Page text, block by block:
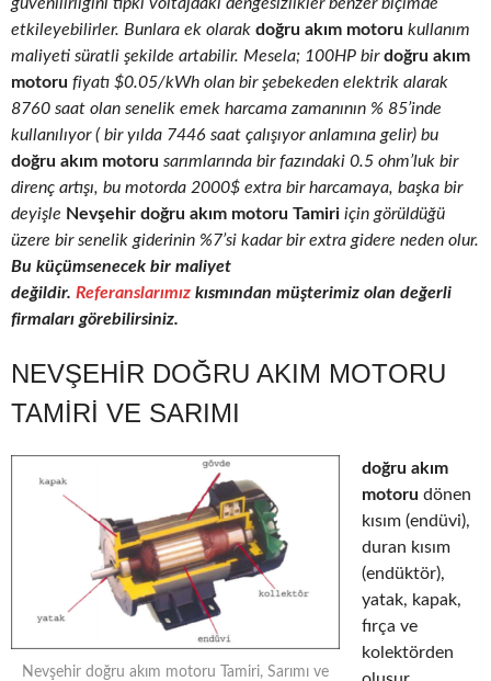
etkileyebilirler. Bunlara ek olarak doğru akım motoru kullanım
maliyeti süratli şekilde artabilir. Mesela; 100HP birdoğru akım
motoru fiyatı $0.05/kWh olan bir şebekeden elektrik alarak
8760 saat olan senelik emek harcama zamanının % 85’inde
kullanılıyor ( bir yılda 7446 saat çalışıyor anlamına gelir) bu
doğru akım motoru sarımlarında bir fazındaki 0.5 ohm’luk bir
direnç artışı, bu motorda 2000$ extra bir harcamaya, başka bir
deyişle Nevşehir doğru akım motoru Tamiri için görüldüğü
üzere bir senelik giderinin %7’si kadar bir extra gidere neden olur.
Bu küçümsenecek bir maliyet
değildir. Referanslarımız kısmından müşterimiz olan değerli
firmaları görebilirsiniz.
NEVŞEHIR DOĞRU AKIM MOTORU
TAMIRI VE SARIMI
Nevşehir doğru akım motoru Tamiri, Sarımı ve
doğru akım
motoru dönen
kısım (endüvi),
duran kısım
(endüktör),
yatak, kapak,
fırça ve
kolektörden